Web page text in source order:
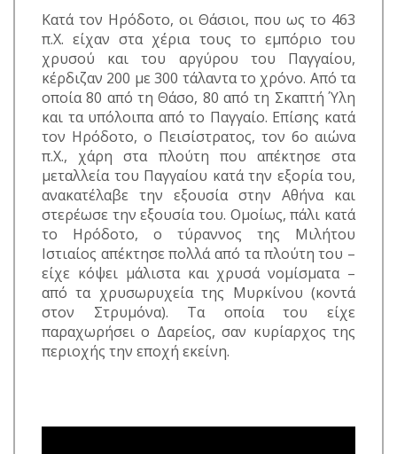
Κατά τον Ηρόδοτο, οι Θάσιοι, που ως το 463
π.Χ. είχαν στα χέρια τους το εμπόριο του
χρυσού και του αργύρου του Παγγαίου,
κέρδιζαν 200 με 300 τάλαντα το χρόνο. Από τα
οποία 80 από τη Θάσο, 80 από τη Σκαπτή Ύλη
και τα υπόλοιπα από το Παγγαίο. Επίσης κατά
τον Ηρόδοτο, ο Πεισίστρατος, τον 6ο αιώνα
π.Χ., χάρη στα πλούτη που απέκτησε στα
μεταλλεία του Παγγαίου κατά την εξορία του,
ανακατέλαβε την εξουσία στην Αθήνα και
στερέωσε την εξουσία του. Ομοίως, πάλι κατά
το Ηρόδοτο, ο τύραννος της Μιλήτου
Ιστιαίος απέκτησε πολλά από τα πλούτη του –
είχε κόψει μάλιστα και χρυσά νομίσματα –
από τα χρυσωρυχεία της Μυρκίνου (κοντά
στον Στρυμόνα). Τα οποία του είχε
παραχωρήσει ο Δαρείος, σαν κυρίαρχος της
περιοχής την εποχή εκείνη.